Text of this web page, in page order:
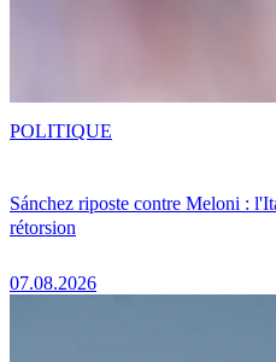
Sánchez riposte contre Meloni :
rétorsion
07.08.2026
POLITIQUE